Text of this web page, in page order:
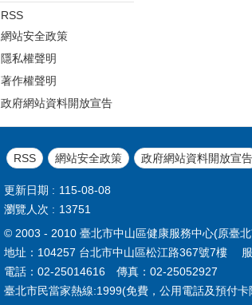
RSS
網站安全政策
隱私權聲明
著作權聲明
政府網站資料開放宣告
RSS 網站安全政策 政府網站資料開放宣告
更新日期
115-08-08
瀏覽人次
13751
© 2003 - 2010 臺北市中山區健康服務中心(原臺
地址：104257 台北市中山區松江路367號7樓
電話：02-25014616 傳真：02-25052927
臺北市民當家熱線:1999(免費，公用電話及預付